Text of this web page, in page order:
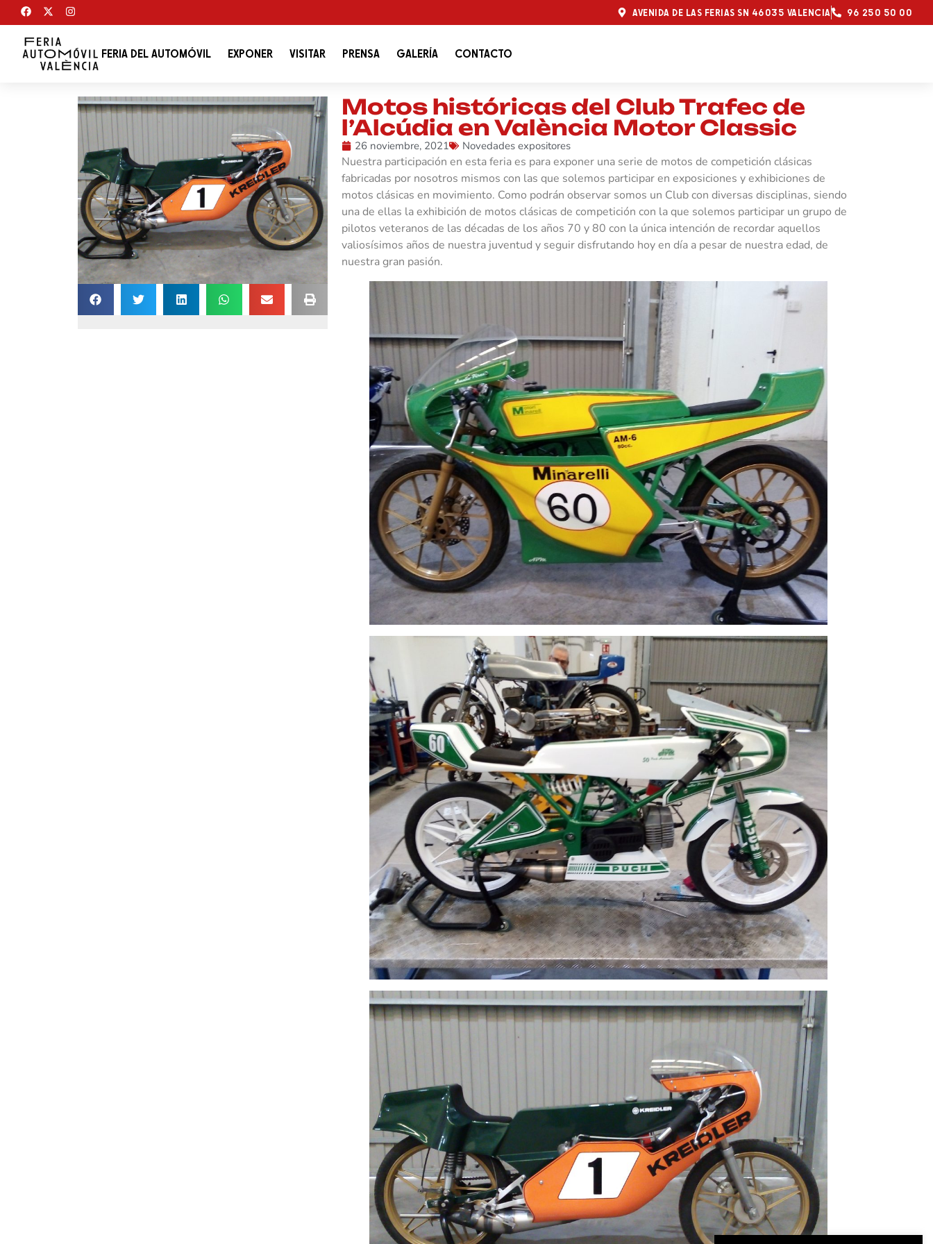
AVENIDA DE LAS FERIAS SN 46035 VALENCIA 96 250 50 00
FERIA DEL AUTOMÓVIL EXPONER VISITAR PRENSA GALERÍA CONTACTO
Motos históricas del Club Trafec de
l’Alcúdia en València Motor Classic
26 noviembre, 2021 Novedades expositores
Nuestra participación en esta feria es para exponer una serie de motos de competición clásicas
fabricadas por nosotros mismos con las que solemos participar en exposiciones y exhibiciones de
motos clásicas en movimiento. Como podrán observar somos un Club con diversas disciplinas, siendo
una de ellas la exhibición de motos clásicas de competición con la que solemos participar un grupo de
pilotos veteranos de las décadas de los años 70 y 80 con la única intención de recordar aquellos
valiosísimos años de nuestra juventud y seguir disfrutando hoy en día a pesar de nuestra edad, de
nuestra gran pasión.